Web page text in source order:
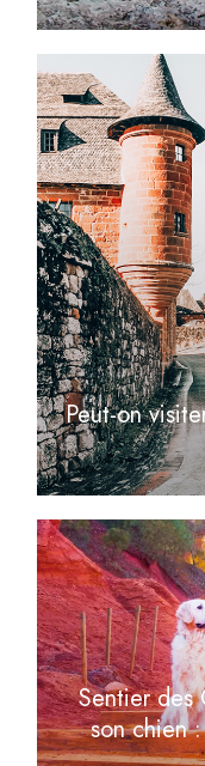
Peut-on
Sentier des
son chien